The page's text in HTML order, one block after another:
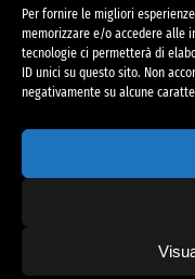
Per fornire le migliori
memorizzare e/o accedere alle
tecnologie ci permetterà di
ID unici su questo sito. Non
negativamente su alcune